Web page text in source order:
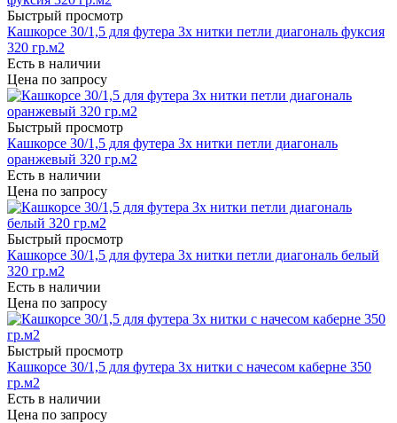
Быстрый просмотр
Кашкорсе 30/1,5 для футера 3х нитки петли диагональ фуксия
320 гр.м2
Есть в наличии
Цена по запросу
Быстрый просмотр
Кашкорсе 30/1,5 для футера 3х нитки петли диагональ
оранжевый 320 гр.м2
Есть в наличии
Цена по запросу
Быстрый просмотр
Кашкорсе 30/1,5 для футера 3х нитки петли диагональ белый
320 гр.м2
Есть в наличии
Цена по запросу
Быстрый просмотр
Кашкорсе 30/1,5 для футера 3х нитки с начесом каберне 350
гр.м2
Есть в наличии
Цена по запросу